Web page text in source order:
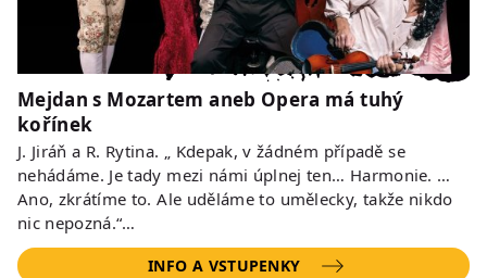
Mejdan s Mozartem aneb Opera má tuhý
kořínek
J. Jiráň a R. Rytina. „ Kdepak, v žádném případě se
nehádáme. Je tady mezi námi úplnej ten… Harmonie. …
Ano, zkrátíme to. Ale uděláme to umělecky, takže nikdo
nic nepozná.“…
INFO A VSTUPENKY